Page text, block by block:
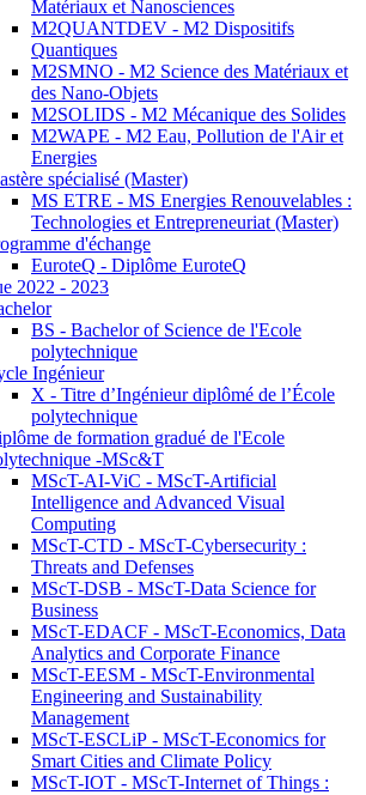
Matériaux et Nanosciences
M2QUANTDEV - M2 Dispositifs
Quantiques
M2SMNO - M2 Science des Matériaux et
des Nano-Objets
M2SOLIDS - M2 Mécanique des Solides
M2WAPE - M2 Eau, Pollution de l'Air et
Energies
spécialisé (Master)
MS ETRE - MS Energies Renouvelables :
Technologies et Entrepreneuriat (Master)
d'échange
EuroteQ - Diplôme EuroteQ
2022 - 2023
BS - Bachelor of Science de l'Ecole
polytechnique
Ingénieur
X - Titre d’Ingénieur diplômé de l’École
polytechnique
de formation gradué de l'Ecole
-MSc&T
MScT-AI-ViC - MScT-Artificial
Intelligence and Advanced Visual
Computing
MScT-CTD - MScT-Cybersecurity :
Threats and Defenses
MScT-DSB - MScT-Data Science for
Business
MScT-EDACF - MScT-Economics, Data
Analytics and Corporate Finance
MScT-EESM - MScT-Environmental
Engineering and Sustainability
Management
MScT-ESCLiP - MScT-Economics for
Smart Cities and Climate Policy
MScT-IOT - MScT-Internet of Things :